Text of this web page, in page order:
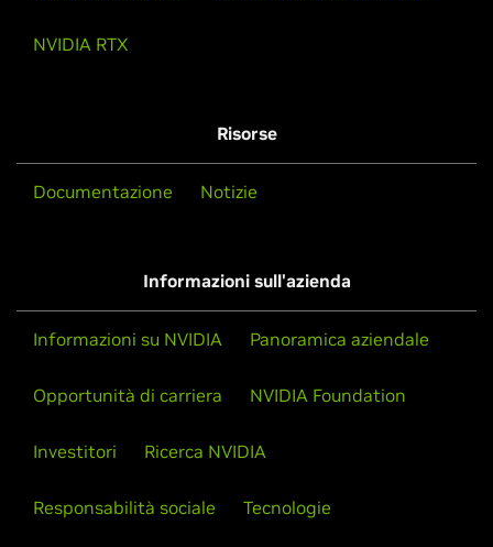
NVIDIA RTX
Risorse
Documentazione Notizie
Informazioni sull'azienda
Informazioni su NVIDIA Panoramica aziendale
Opportunità di carriera NVIDIA Foundation
Investitori Ricerca NVIDIA
Responsabilità sociale Tecnologie